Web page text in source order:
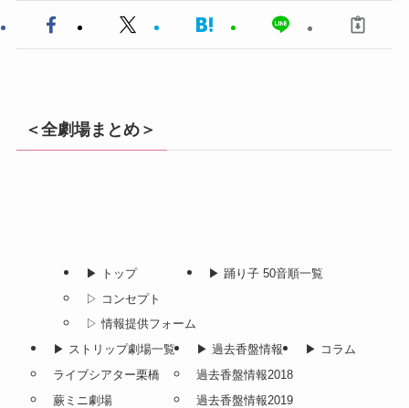
＜全劇場まとめ＞
▶︎ トップ
▷ コンセプト
▷ 情報提供フォーム
▶︎ 踊り子 50音順一覧
▶︎ ストリップ劇場一覧
ライブシアター栗橋
蕨ミニ劇場
▶︎ 過去香盤情報
過去香盤情報2018
過去香盤情報2019
▶︎ コラム